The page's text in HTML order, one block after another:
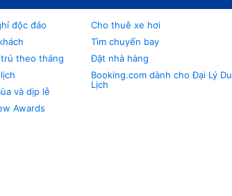
độc đáo
trú theo tháng
và dịp lễ
Awards
Cho thuê xe hơi
Tìm chuyến bay
Đặt nhà hàng
Booking.com dành cho Đại Lý Du
Lịch